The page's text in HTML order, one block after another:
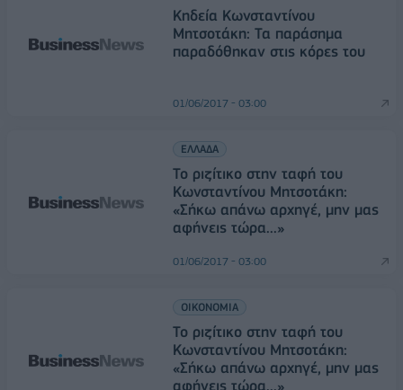
Κηδεία Κωνσταντίνου
Μητσοτάκη: Τα παράσημα
παραδόθηκαν στις κόρες του
01/06/2017 - 03:00
ΕΛΛΑΔΑ
Το ριζίτικο στην ταφή του
Κωνσταντίνου Μητσοτάκη:
«Σήκω απάνω αρχηγέ, μην μας
αφήνεις τώρα...»
01/06/2017 - 03:00
ΟΙΚΟΝΟΜΙΑ
Το ριζίτικο στην ταφή του
Κωνσταντίνου Μητσοτάκη:
«Σήκω απάνω αρχηγέ, μην μας
αφήνεις τώρα...»